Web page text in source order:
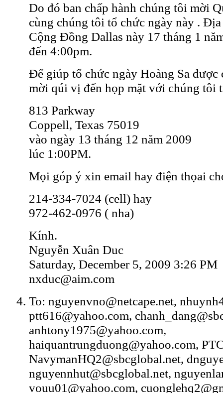
Do đó ban chấp hành chúng tôi mời
cùng chúng tôi tổ chức ngày này .
Cộng Đồng Dallas này 17 tháng 1
đến 4:00pm.
Để giúp tổ chức ngày Hoàng Sa
mời qúi vị đến họp mặt với chúng tôi
813 Parkway
Coppell, Texas 75019
vào ngày 13 tháng 12 năm 2009
lúc 1:00PM.
Mọi góp ý xin email hay điện thọai
214-334-7024 (cell) hay
972-462-0976 ( nha)
Kính.
Nguyễn Xuân Duc
Saturday, December 5, 2009 3:26 PM
nxduc@aim.com
To: nguyenvno@netcape.net,
ptt616@yahoo.com,
anhtony1975@yahoo.com,
haiquantrungduong@yahoo.com,
NavymanHQ2@sbcglobal.net,
nguyennhut@sbcglobal.net,
vouu01@yahoo.com,